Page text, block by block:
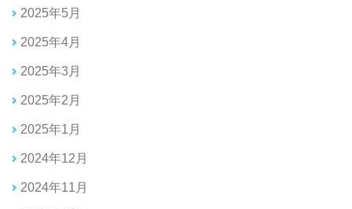
2025年5月
2025年4月
2025年3月
2025年2月
2025年1月
2024年12月
2024年11月